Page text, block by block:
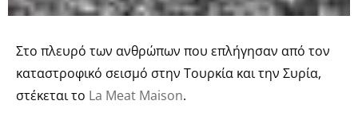
Στο πλευρό των ανθρώπων που επλήγησαν από τον
καταστροφικό σεισμό στην Τουρκία και την Συρία,
στέκεται το La Meat Maison.